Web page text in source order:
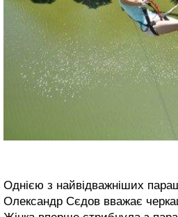
Однією з найвідважніших
Олександр Сєдов вважає